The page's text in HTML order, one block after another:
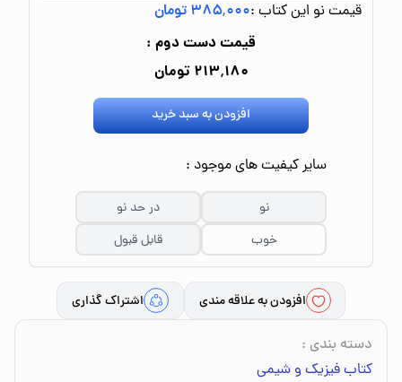
قیمت نو این کتاب :۳۸۵٬۰۰۰ تومان
قیمت دست دوم :
۲۱۳٬۱۸۰ تومان
افزودن به سبد خرید
سایر کیفیت های موجود :
نو
در حد نو
خوب
قابل قبول
افزودن به علاقه مندی اشتراک گذاری
دسته بندی :
کتاب فیزیک و شیمی